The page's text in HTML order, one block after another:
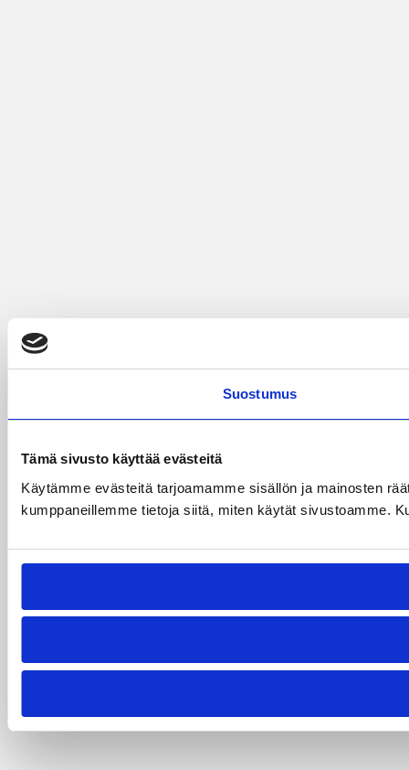
Suostumus
Tämä sivusto käyttää evästeitä
Käytämme evästeitä tarjoamamme sisällön ja mainosten
kumppaneillemme tietoja siitä, miten käytät sivustoamme.